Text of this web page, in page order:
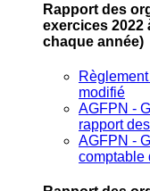
Rapport des
exercices 2022
chaque année)
modifié
AGFPN ‐
rapport
AGFPN ‐
comptable